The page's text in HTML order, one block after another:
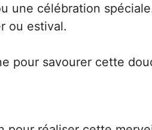
une célébration
ou estival.
pour savourer cette